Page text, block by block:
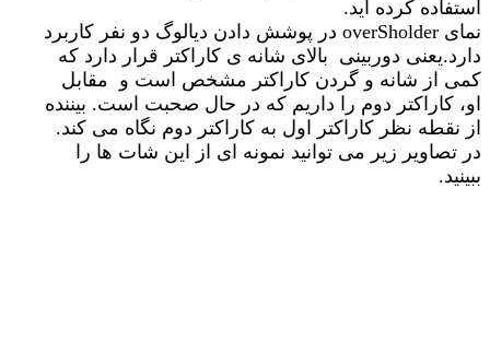
استفاده کرده اید.
نمای overSholder در پوشش دادن دیالوگ دو نفر کاربرد
دارد.یعنی دوربینی بالای شانه ی کاراکتر قرار دارد که
کمی از شانه و گردن کاراکتر مشخص است و مقابل
او، کاراکتر دوم را داریم که در حال صحبت است. بیننده
از نقطه نظر کاراکتر اول به کاراکتر دوم نگاه می کند.
در تصاویر زیر می توانید نمونه ای از این شات ها را
ببینید.